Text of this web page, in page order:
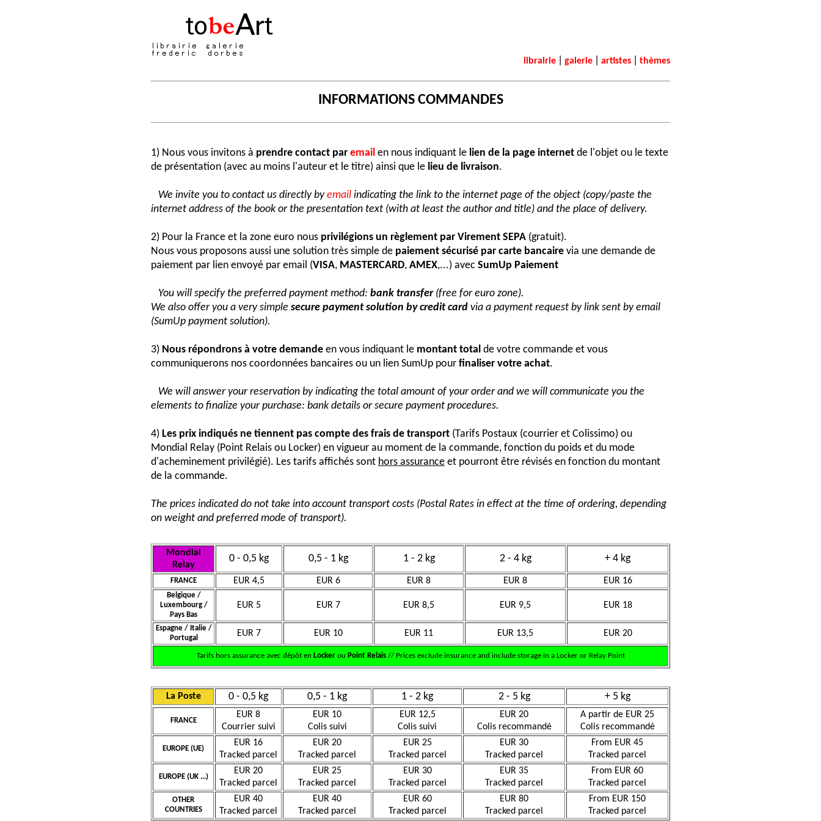
librairie galerie artistes thèmes
INFORMATIONS COMMANDES
1) Nous vous invitons à prendre contact par email en nous indiquant le lien de la page internet de l'objet ou le texte
de présentation (avec au moins l'auteur et le titre) ainsi que le lieu de livraison.
We invite you to contact us directly byemail indicating the link to the internet page of the object (copy/paste the
internet address of the book or the presentation text (with at least the author and title) and the place of delivery.
2) Pour la France et la zone euro nous privilégions un règlement par Virement SEPA (gratuit).
Nous vous proposons aussi une solution très simple de paiement sécurisé par carte bancaire via une demande de
paiement par lien envoyé par email (VISA, MASTERCARD, AMEX,...) avec SumUp Paiement
You will specify the preferred payment method: bank transfer(free for euro zone).
We also offer you a very simple secure payment solution by credit card via a payment request by link sent by email
(SumUp payment solution).
3) Nous répondrons à votre demande en vous indiquant le montant total de votre commande et vous
communiquerons nos coordonnées bancaires ou un lien SumUp pour finaliser votre achat.
We will answer your reservation by indicating the total amount of your order and we will communicate you the
elements to finalize your purchase: bank details or secure payment procedures.
4) Les prix indiqués ne tiennent pas compte des frais de transport (Tarifs Postaux (courrier et Colissimo) ou
Mondial Relay (Point Relais ou Locker) en vigueur au moment de la commande, fonction du poids et du mode
d'acheminement privilégié). Les tarifs affichés sont hors assurance et pourront être révisés en fonction du montant
de la commande.
The prices indicated do not take into account transport costs (Postal Rates in effect at the time of ordering, depending
on weight and preferred mode of transport).
Mondial
Relay
0 - 0,5 kg 0,5 - 1 kg 1 - 2 kg 2 - 4 kg + 4 kg
FRANCE EUR 4,5 EUR 6 EUR 8 EUR 8 EUR 16
Belgique /
Luxembourg /
Pays Bas
EUR 5 EUR 7 EUR 8,5 EUR 9,5 EUR 18
Espagne / Italie /
Portugal
EUR 7 EUR 10 EUR 11 EUR 13,5 EUR 20
Tarifs hors assurance avec dépôt en Lockerou Point Relais// Prices exclude insurance and include storage in a Locker or Relay Point
La Poste 0 - 0,5 kg 0,5 - 1 kg 1 - 2 kg 2 - 5 kg + 5 kg
FRANCE
EUR 8
Courrier suivi
EUR 10
Colis suivi
EUR 12,5
Colis suivi
EUR 20
Colis recommandé
A partir de EUR 25
Colis recommandé
EUROPE (UE)
EUR 16
Tracked parcel
EUR 20
Tracked parcel
EUR 25
Tracked parcel
EUR 30
Tracked parcel
From EUR 45
Tracked parcel
EUROPE (UK ...)
EUR 20
Tracked parcel
EUR 25
Tracked parcel
EUR 30
Tracked parcel
EUR 35
Tracked parcel
From EUR 60
Tracked parcel
OTHER
COUNTRIES
EUR 40
Tracked parcel
EUR 40
Tracked parcel
EUR 60
Tracked parcel
EUR 80
Tracked parcel
From EUR 150
Tracked parcel